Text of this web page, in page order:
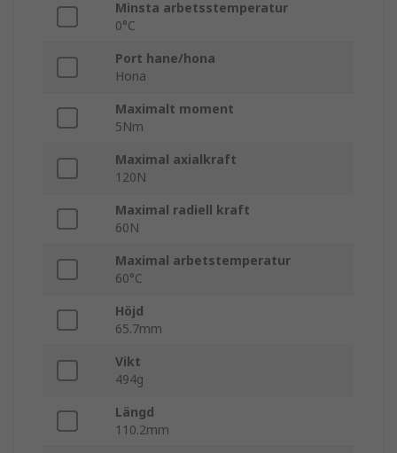
Minsta arbetsstemperatur
0°C
Port hane/hona
Hona
Maximalt moment
5Nm
Maximal axialkraft
120N
Maximal radiell kraft
60N
Maximal arbetstemperatur
60°C
Höjd
65.7mm
Vikt
494g
Längd
110.2mm